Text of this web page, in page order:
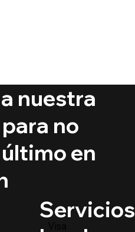
nuestra
no
en
Servicios